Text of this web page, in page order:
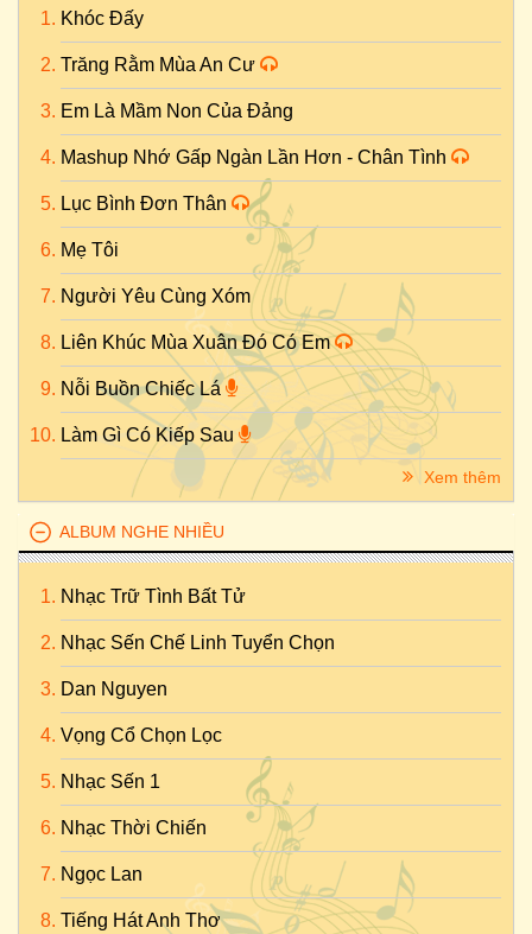
Khóc Đấy
Trăng Rằm Mùa An Cư
Em Là Mầm Non Của Đảng
Mashup Nhớ Gấp Ngàn Lần Hơn - Chân Tình
Lục Bình Đơn Thân
Mẹ Tôi
Người Yêu Cùng Xóm
Liên Khúc Mùa Xuân Đó Có Em
Nỗi Buồn Chiếc Lá
Làm Gì Có Kiếp Sau
Xem thêm
ALBUM NGHE NHIỀU
Nhạc Trữ Tình Bất Tử
Nhạc Sến Chế Linh Tuyển Chọn
Dan Nguyen
Vọng Cổ Chọn Lọc
Nhạc Sến 1
Nhạc Thời Chiến
Ngọc Lan
Tiếng Hát Anh Thơ